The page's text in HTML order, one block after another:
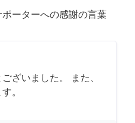
ーターへの感謝の言葉
ざいました。 また、
。